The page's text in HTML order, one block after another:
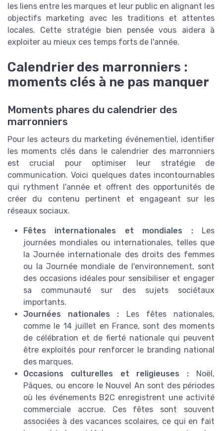
les liens entre les marques et leur public en alignant les
objectifs marketing avec les traditions et attentes
locales. Cette stratégie bien pensée vous aidera à
exploiter au mieux ces temps forts de l'année.
Calendrier des marronniers :
moments clés à ne pas manquer
Moments phares du calendrier des
marronniers
Pour les acteurs du marketing événementiel, identifier
les moments clés dans le calendrier des marronniers
est crucial pour optimiser leur stratégie de
communication. Voici quelques dates incontournables
qui rythment l'année et offrent des opportunités de
créer du contenu pertinent et engageant sur les
réseaux sociaux.
Fêtes internationales et mondiales :Les
journées mondiales ou internationales, telles que
la Journée internationale des droits des femmes
ou la Journée mondiale de l'environnement, sont
des occasions idéales pour sensibiliser et engager
sa communauté sur des sujets sociétaux
importants.
Journées nationales : Les fêtes nationales,
comme le 14 juillet en France, sont des moments
de célébration et de fierté nationale qui peuvent
être exploités pour renforcer le branding national
des marques.
Occasions culturelles et religieuses : Noël,
Pâques, ou encore le Nouvel An sont des périodes
où les événements B2C enregistrent une activité
commerciale accrue. Ces fêtes sont souvent
associées à des vacances scolaires, ce qui en fait